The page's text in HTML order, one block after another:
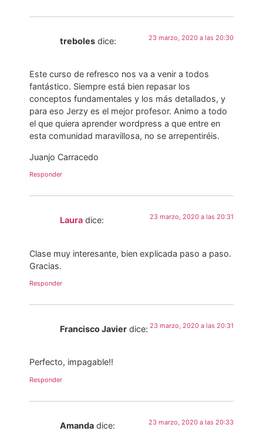
treboles dice: 23 marzo, 2020 a las 20:30
Este curso de refresco nos va a venir a todos
fantástico. Siempre está bien repasar los
conceptos fundamentales y los más detallados, y
para eso Jerzy es el mejor profesor. Animo a todo
el que quiera aprender wordpress a que entre en
esta comunidad maravillosa, no se arrepentiréis.
Juanjo Carracedo
Responder
Laura dice: 23 marzo, 2020 a las 20:31
Clase muy interesante, bien explicada paso a paso.
Gracias.
Responder
Francisco Javier dice: 23 marzo, 2020 a las 20:31
Perfecto, impagable!!
Responder
Amanda dice: 23 marzo, 2020 a las 20:33